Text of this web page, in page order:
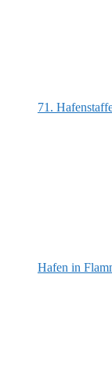
71.
Hafen in